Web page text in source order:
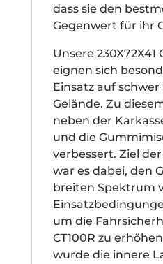
dass sie den
Gegenwert für ihr
Unsere
eignen sich
Einsatz auf
Gelände. Zu
neben der
und die
verbessert. Ziel
war es dabei, den
breiten Spektrum
um die
CT100R zu
wurde die innere